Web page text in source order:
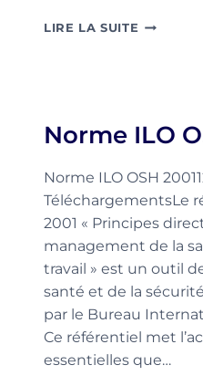
LIRE LA SUITE
SUR
NORME
9001
Norme ILO
Norme ILO OSH
TéléchargementsLe
2001 « Principes
management de la
travail » est un outil
santé et de la
par le Bureau
Ce référentiel met
essentielles que…